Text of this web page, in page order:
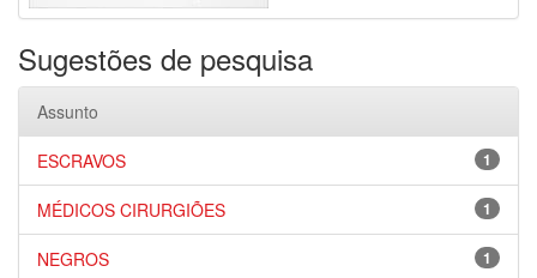
Sugestões de pesquisa
Assunto
1
ESCRAVOS
1
MÉDICOS CIRURGIÕES
1
NEGROS